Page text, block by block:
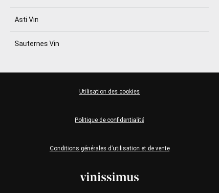
Asti Vin
Sauternes Vin
Conditions générales d'utilisation et de vente
Politique de confidentialité
Utilisation des cookies